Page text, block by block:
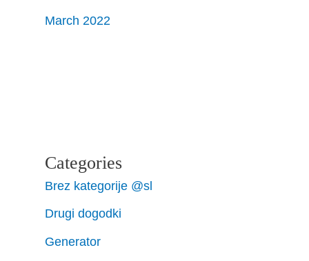
March 2022
Categories
Brez kategorije @sl
Drugi dogodki
Generator